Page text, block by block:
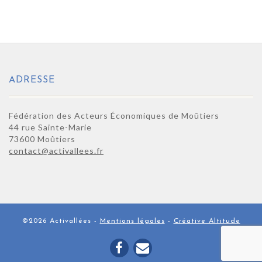
ADRESSE
Fédération des Acteurs Économiques de Moûtiers
44 rue Sainte-Marie
73600 Moûtiers
contact@activallees.fr
©2026 Activallées - Mentions légales - Créative Altitude